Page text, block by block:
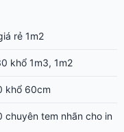
rẻ 1m2
khổ 1m3, 1m2
khổ 60cm
tem nhãn cho in